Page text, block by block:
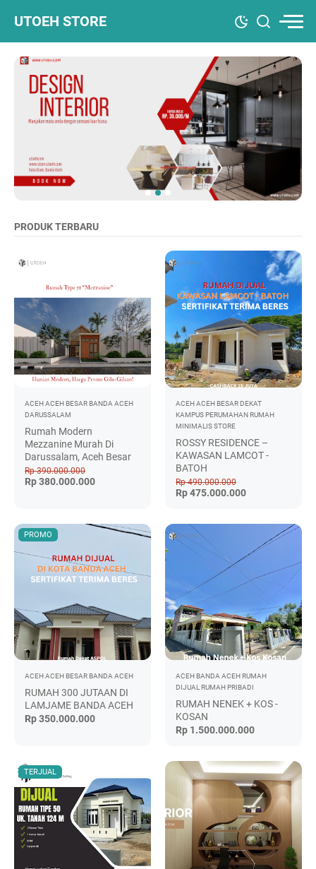
UTOEH STORE
PRODUK TERBARU
ACEHACEH BESAR BANDA ACEH
DARUSSALAM
Rumah Modern
Mezzanine Murah Di
Darussalam, Aceh Besar
Rp 390.000.000
Rp 380.000.000
ACEHACEH BESAR DEKAT
KAMPUS PERUMAHAN RUMAH
MINIMALISSTORE
ROSSY RESIDENCE –
KAWASAN LAMCOT -
BATOH
Rp 490.000.000
Rp 475.000.000
ACEH ACEH BESAR BANDA ACEH
RUMAH 300 JUTAAN DI
LAMJAME BANDA ACEH
Rp 350.000.000
PROMO
ACEH BANDA ACEH RUMAH
DIJUAL RUMAH PRIBADI
RUMAH NENEK + KOS -
KOSAN
Rp 1.500.000.000
TERJUAL